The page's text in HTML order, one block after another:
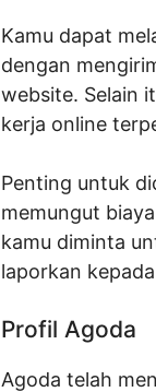
Kamu dapat
dengan
website. Selain
kerja online
Penting untuk
memungut
kamu diminta
laporkan
Profil Agoda
Agoda telah